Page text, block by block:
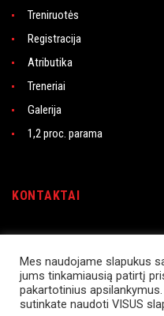
Treniruotės
Registracija
Atributika
Treneriai
Galerija
1,2 proc. parama
KONTAKTAI
Instagram
Facebook
+370 602 22 303
Mes naudojame slapukus
jums tinkamiausią patirtį
pakartotinius
sutinkate naudoti VISUS